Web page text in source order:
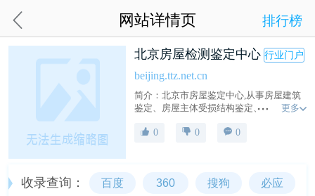
网站详情页 排行榜
北京房屋检测鉴定中心 行业门户
beijing.ttz.net.cn
简介：北京市房屋鉴定中心,从事房屋建筑
鉴定、房屋主体受损结构鉴定、厂房办公
定、结构**性鉴定、建筑质量鉴定电话
更多
0 0 0
收录查询： 百度 360 搜狗 必应